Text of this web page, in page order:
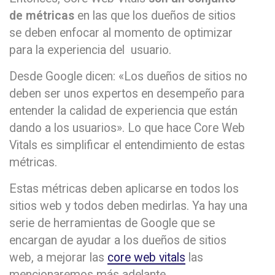
de métricas en las que los dueños de sitios
se deben enfocar al momento de optimizar
para la experiencia del usuario.
Desde Google dicen: «Los dueños de sitios no
deben ser unos expertos en desempeño para
entender la calidad de experiencia que están
dando a los usuarios». Lo que hace Core Web
Vitals es simplificar el entendimiento de estas
métricas.
Estas métricas deben aplicarse en todos los
sitios web y todos deben medirlas. Ya hay una
serie de herramientas de Google que se
encargan de ayudar a los dueños de sitios
web, a mejorar las core web vitals las